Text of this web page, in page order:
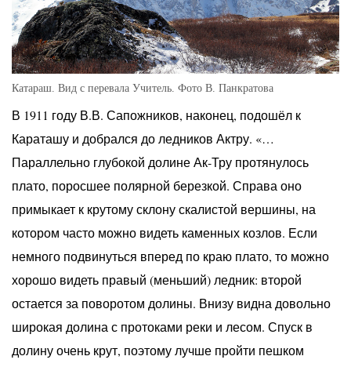
Катараш. Вид с перевала Учитель. Фото В. Панкратова
В 1911 году В.В. Сапожников, наконец, подошёл к
Караташу и добрался до ледников Актру. «…
Параллельно глубокой долине Ак-Тру протянулось
плато, поросшее полярной березкой. Справа оно
примыкает к крутому склону скалистой вершины, на
котором часто можно видеть каменных козлов. Если
немного подвинуться вперед по краю плато, то можно
хорошо видеть правый (меньший) ледник: второй
остается за поворотом долины. Внизу видна довольно
широкая долина с протоками реки и лесом. Спуск в
долину очень крут, поэтому лучше пройти пешком